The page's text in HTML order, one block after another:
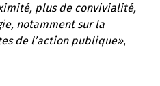
plus de convivialité,
notamment sur la
de l’action publique»,